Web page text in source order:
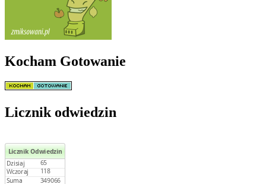
Kocham Gotowanie
Licznik odwiedzin